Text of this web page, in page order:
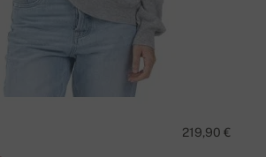
219,90 €